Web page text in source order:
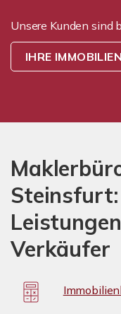
Unsere Kunden sind
IHRE
Steinsfurt:
Verkäufer